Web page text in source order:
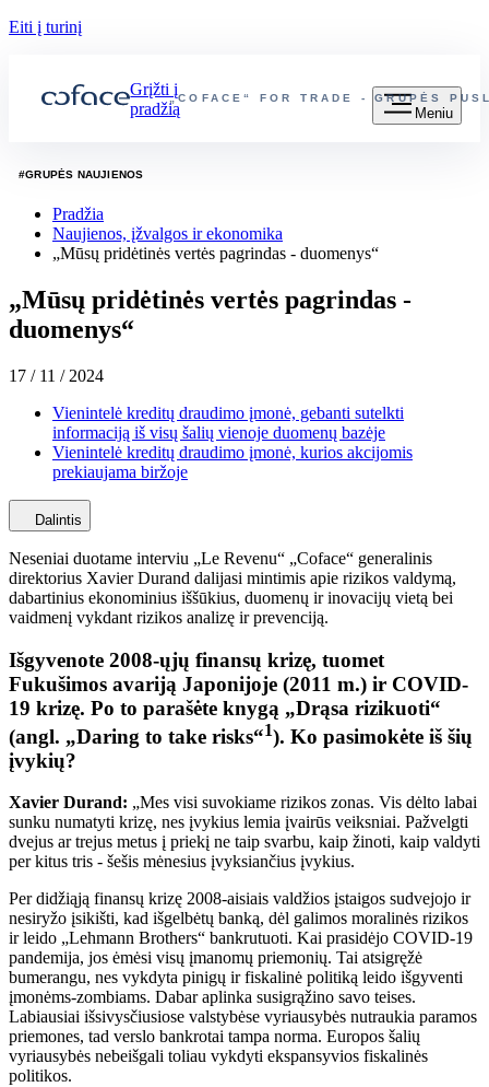
Eiti į turinį
„COFACE“ FOR TRADE - GRUPĖS
Grįžti į
pradžią
Meniu
#GRUPĖS NAUJIENOS
Pradžia
Naujienos, įžvalgos ir ekonomika
„Mūsų pridėtinės vertės pagrindas - duomenys“
„Mūsų pridėtinės vertės pagrindas -
duomenys“
17 / 11 / 2024
Vienintelė kreditų draudimo įmonė, gebanti sutelkti
informaciją iš visų šalių vienoje duomenų bazėje
Vienintelė kreditų draudimo įmonė, kurios akcijomis
prekiaujama biržoje
Dalintis
Neseniai duotame interviu „Le Revenu“ „Coface“ generalinis
direktorius Xavier Durand dalijasi mintimis apie rizikos valdymą,
dabartinius ekonominius iššūkius, duomenų ir inovacijų vietą bei
vaidmenį vykdant rizikos analizę ir prevenciją.
Išgyvenote 2008-ųjų finansų krizę, tuomet
Fukušimos avariją Japonijoje (2011 m.) ir COVID-
19 krizę. Po to parašėte knygą „Drąsa rizikuoti“
(angl. „Daring to take risks“1). Ko pasimokėte iš šių
įvykių?
Xavier Durand: „Mes visi suvokiame rizikos zonas. Vis dėlto labai
sunku numatyti krizę, nes įvykius lemia įvairūs veiksniai. Pažvelgti
dvejus ar trejus metus į priekį ne taip svarbu, kaip žinoti, kaip valdyti
per kitus tris - šešis mėnesius įvyksiančius įvykius.
Per didžiąją finansų krizę 2008-aisiais valdžios įstaigos sudvejojo ir
nesiryžo įsikišti, kad išgelbėtų banką, dėl galimos moralinės rizikos
ir leido „Lehmann Brothers“ bankrutuoti. Kai prasidėjo COVID-19
pandemija, jos ėmėsi visų įmanomų priemonių. Tai atsigręžė
bumerangu, nes vykdyta pinigų ir fiskalinė politiką leido išgyventi
įmonėms-zombiams. Dabar aplinka susigrąžino savo teises.
Labiausiai išsivysčiusiose valstybėse vyriausybės nutraukia paramos
priemones, tad verslo bankrotai tampa norma. Europos šalių
vyriausybės nebeišgali toliau vykdyti ekspansyvios fiskalinės
politikos.